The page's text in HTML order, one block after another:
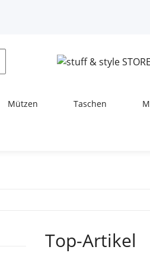
Mützen Taschen
Top-Artikel